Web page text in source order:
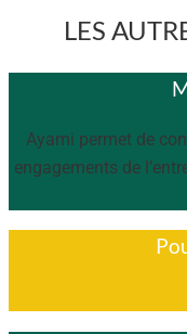
LES
Ayami permet de
engagements de